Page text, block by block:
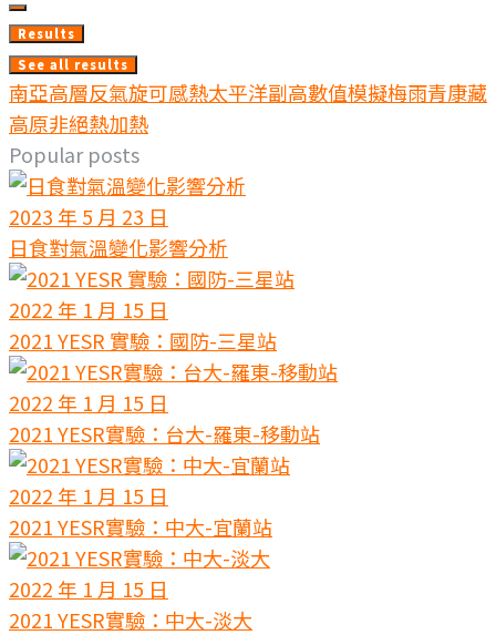
Results
See all results
南亞高層反氣旋可感熱太平洋副高數值模擬梅雨青康藏
高原非絕熱加熱
Popular posts
2023 年 5 月 23 日
日食對氣溫變化影響分析
2022 年 1 月 15 日
2021 YESR 實驗：國防-三星站
2022 年 1 月 15 日
2021 YESR實驗：台大-羅東-移動站
2022 年 1 月 15 日
2021 YESR實驗：中大-宜蘭站
2022 年 1 月 15 日
2021 YESR實驗：中大-淡大